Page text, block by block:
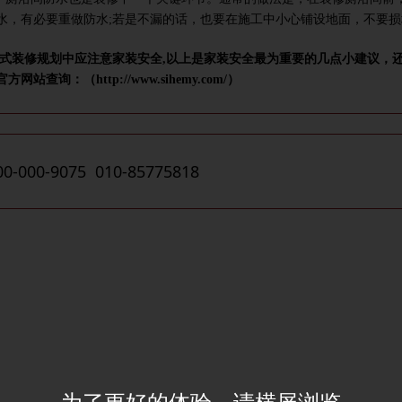
，有必要重做防水;若是不漏的话，也要在施工中小心铺设地面 ，不要
装修规划中应注意家装安全,以上是家装安全最为重要的 几点小建议 ，
方网站查询：（http://www.sihemy.com/）
000-9075 010-85775818